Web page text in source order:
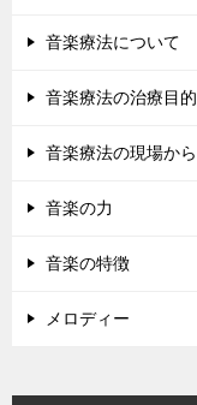
音楽療法について
音楽療法の治療目的
音楽療法の現場から
音楽の力
音楽の特徴
メロディー